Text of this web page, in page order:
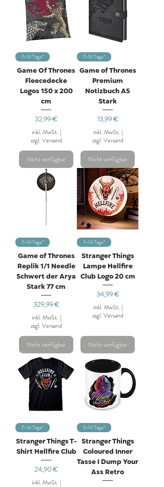
7-14 Tage*
Game Of Thrones
Fleecedecke
Logos 150 x 200
cm
Preis
32,99 €
inkl. MwSt. |
zzgl. Versand
Nicht verfügbar
7-14 Tage*
Game of Thrones
Premium
Notizbuch A5
Stark
Preis
13,99 €
inkl. MwSt. |
zzgl. Versand
Nicht verfügbar
7-14 Tage*
Game of Thrones
Replik 1/1 Needle
Schwert der Arya
Stark 77 cm
Preis
329,99 €
inkl. MwSt. |
zzgl. Versand
Nicht verfügbar
7-14 Tage*
Stranger Things
Lampe Hellfire
Club Logo 20 cm
Preis
34,99 €
inkl. MwSt. |
zzgl. Versand
Nicht verfügbar
7-14 Tage*
Stranger Things T-
Shirt Hellfire Club
Preis
24,90 €
inkl. MwSt. |
7-14 Tage*
Stranger Things
Coloured Inner
Tasse I Dump Your
Ass Retro